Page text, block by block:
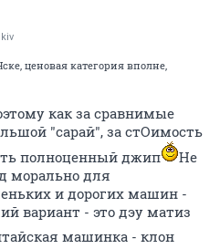
ценовая категория вполне,
как за сравнимые
"сарай", за стОимость
полноценный джип
Не
морально для
и дорогих машин -
вариант - это дэу матиз
машинка - клон